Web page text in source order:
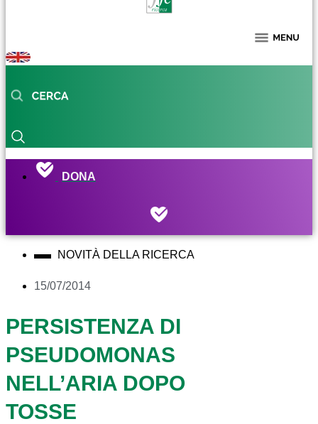
DONA
NOVITÀ DELLA RICERCA
15/07/2014
PERSISTENZA DI
PSEUDOMONAS
NELL’ARIA DOPO
TOSSE